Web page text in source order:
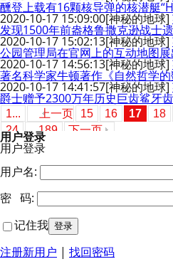
醺登上载有16颗核导弹的核潜艇
2020-10-17 15:09:00[神秘的地球]
发现1500年前盎格鲁撒克逊战士
2020-10-17 15:02:13[神秘的地球]
公园管理局在官网上的互动地图
2020-10-17 14:56:13[神秘的地球]
著名科学家牛顿著作《自然哲学
2020-10-17 14:41:57[神秘的地球]
爵士赠予2300万年历史巨齿鲨牙
1... 上一页 15 16 17 18
24
...189 下一页
用户登录
用户登录
用户名:
密 码:
记住我
注册新用户 | 找回密码